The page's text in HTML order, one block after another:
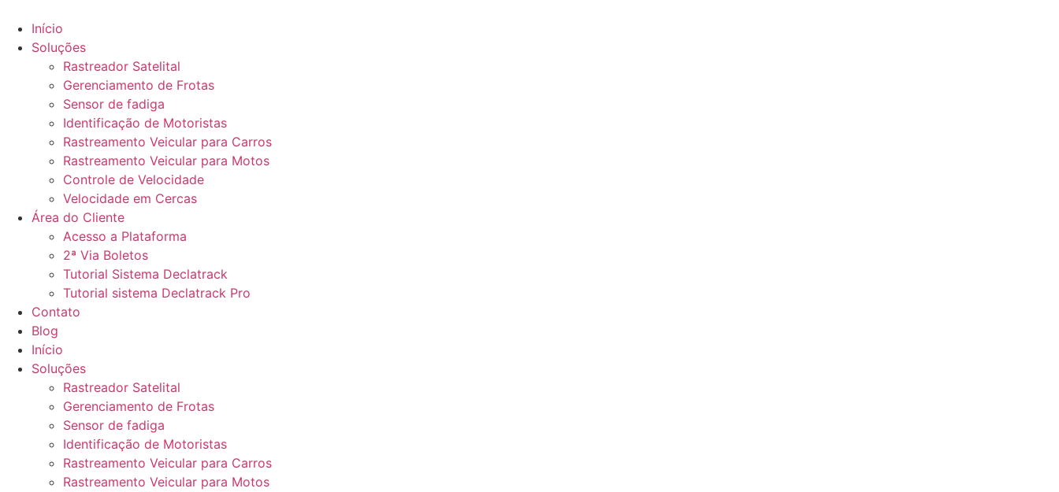
para
conteúdo
Início
Soluções
Rastreador Satelital
Gerenciamento de Frotas
Sensor de fadiga
Identificação de Motoristas
Rastreamento Veicular para Carros
Rastreamento Veicular para Motos
Controle de Velocidade
Velocidade em Cercas
Área do Cliente
Acesso a Plataforma
2ª Via Boletos
Tutorial Sistema Declatrack
Tutorial sistema Declatrack Pro
Contato
Blog
Início
Soluções
Rastreador Satelital
Gerenciamento de Frotas
Sensor de fadiga
Identificação de Motoristas
Rastreamento Veicular para Carros
Rastreamento Veicular para Motos